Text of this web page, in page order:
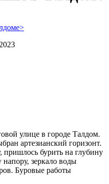
улице в городе Талдом.
артезианский горизонт.
пришлось бурить на глубину
зеркало воды
Буровые работы